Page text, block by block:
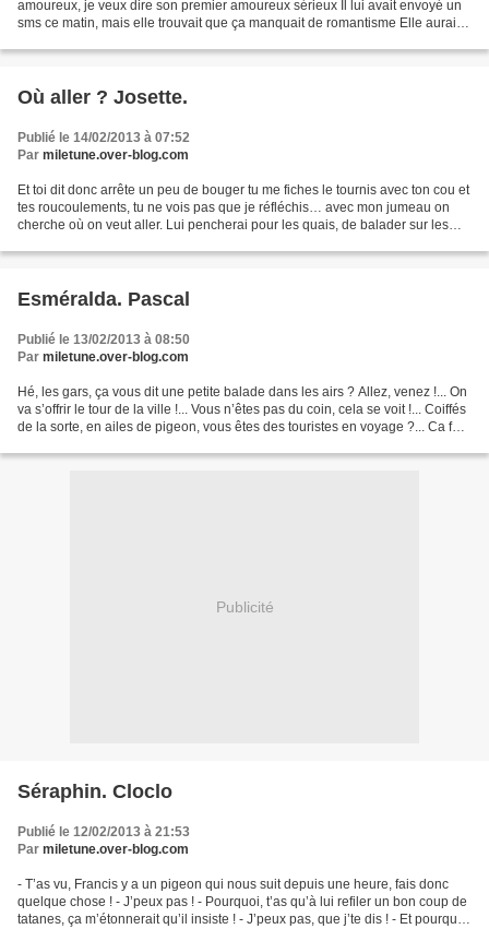
amoureux, je veux dire son premier amoureux sérieux Il lui avait envoyé un
sms ce matin, mais elle trouvait que ça manquait de romantisme Elle aurait
Où aller ? Josette.
Publié le 14/02/2013 à 07:52
Par miletune.over-blog.com
Et toi dit donc arrête un peu de bouger tu me fiches le tournis avec ton cou et
tes roucoulements, tu ne vois pas que je réfléchis… avec mon jumeau on
cherche où on veut aller. Lui pencherai pour les quais, de balader sur les
Esméralda. Pascal
Publié le 13/02/2013 à 08:50
Par miletune.over-blog.com
Hé, les gars, ça vous dit une petite balade dans les airs ? Allez, venez !... On
va s’offrir le tour de la ville !... Vous n’êtes pas du coin, cela se voit !... Coiffés
de la sorte, en ailes de pigeon, vous êtes des touristes en voyage ?... Ca fait
Publicité
Séraphin. Cloclo
Publié le 12/02/2013 à 21:53
Par miletune.over-blog.com
- T’as vu, Francis y a un pigeon qui nous suit depuis une heure, fais donc
quelque chose ! - J’peux pas ! - Pourquoi, t’as qu’à lui refiler un bon coup de
tatanes, ça m’étonnerait qu’il insiste ! - J’peux pas, que j’te dis ! - Et pourquoi,